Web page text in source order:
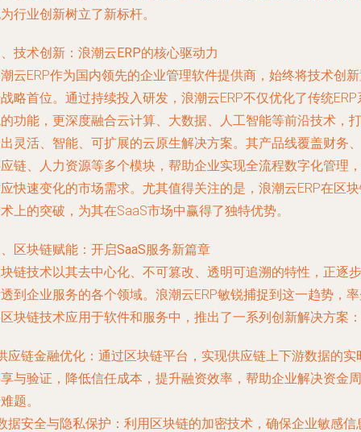
行业创新树立了新标杆。
技术创新：浪潮云ERP的核心驱动力
云ERP作为国内领先的企业管理软件提供商，始终将技术创
略首位。通过持续投入研发，浪潮云ERP不仅优化了传统ERP
功能，更深度融合云计算、大数据、人工智能等前沿技术，打
灵活、智能、可扩展的云原生解决方案。其产品线覆盖财务、
链、人力资源等多个模块，帮助企业实现全流程数字化管理，
快速变化的市场需求。尤其值得关注的是，浪潮云ERP在区
上的突破，为其在SaaS市场中赢得了独特优势。
区块链赋能：开启SaaS服务新篇章
链技术以其去中心化、不可篡改、透明可追溯的特性，正逐步
到企业服务的各个领域。浪潮云ERP敏锐捕捉到这一趋势，
块链技术应用于软件和服务中，推出了一系列创新解决方案：
应链金融优化 ：通过区块链平台，实现供应链上下游数据的实
与验证，降低信任成本，提升融资效率，帮助企业解决资金周
题。
据安全与隐私保护 ：利用区块链的加密技术，确保企业敏感信